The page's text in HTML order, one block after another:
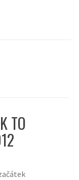
TO